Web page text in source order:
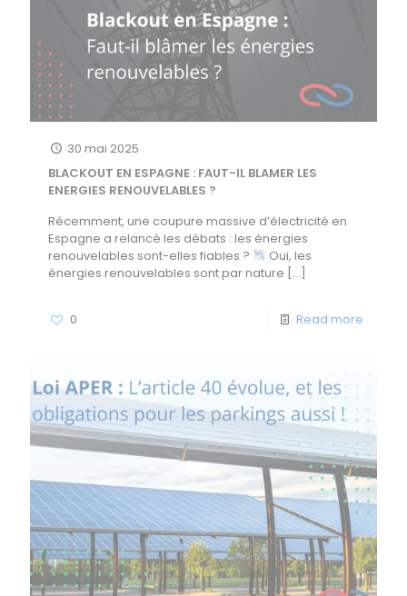
30 mai 2025
BLACKOUT EN ESPAGNE : FAUT-IL BLAMER LES
ENERGIES RENOUVELABLES ?
Récemment, une coupure massive d’électricité en
Espagne a relancé les débats : les énergies
renouvelables sont-elles fiables ?
Oui, les
énergies renouvelables sont par nature […]
0 Read more